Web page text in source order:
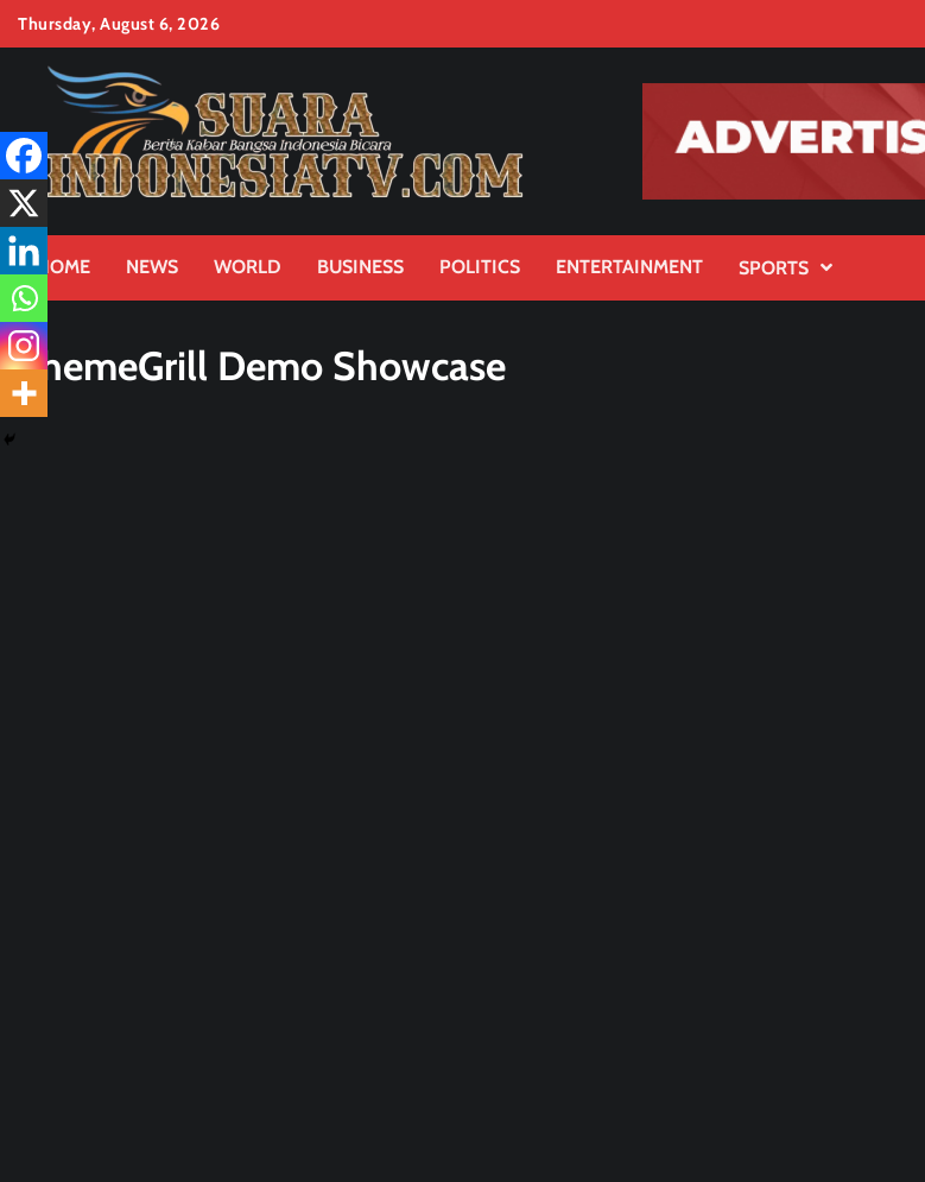
Skip
content
Thursday, August 6, 2026
HOME NEWS WORLD BUSINESS POLITICS ENTERTAINMENT SPORTS
ThemeGrill Demo Showcase